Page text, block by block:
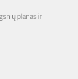
planas ir